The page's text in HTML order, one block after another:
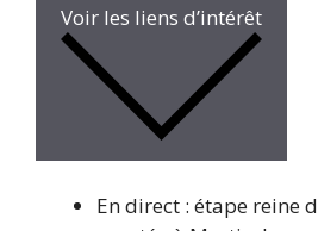
Voir les liens d’intérêt
En direct : étape reine